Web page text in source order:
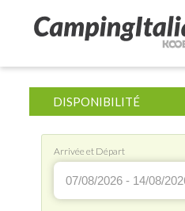
DISPONIBILITÉ
Arrivée et Départ